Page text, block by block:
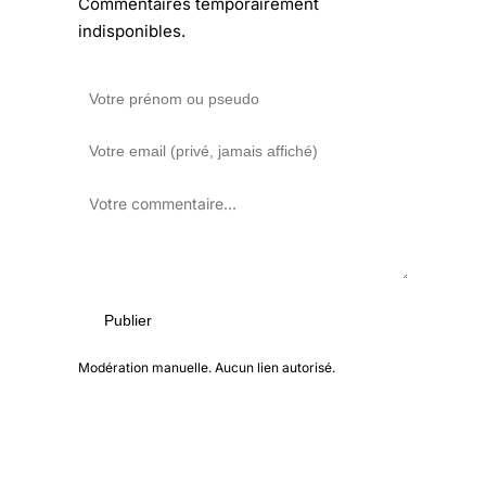
Commentaires temporairement
indisponibles.
Publier
Modération manuelle. Aucun lien autorisé.